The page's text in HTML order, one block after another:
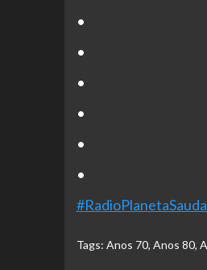
•
•
•
•
•
•
Tags: Anos 70, Anos 80,